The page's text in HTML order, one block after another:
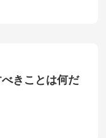
きことは何だ